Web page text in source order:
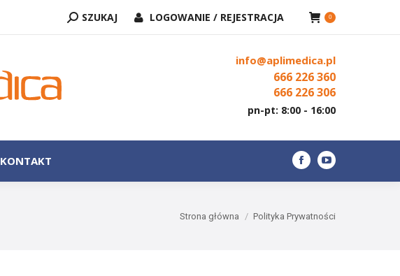
SZUKAJ:
SZUKAJ LOGOWANIE / REJESTRACJA 0
info@aplimedica.pl
666 226 360
666 226 306
pn-pt: 8:00 - 16:00
KONTAKT
Facebook
in
YouTube
in
Jesteś tutaj:
Strona główna Polityka Prywatności
MASAŻE KONTAKT
opens
window